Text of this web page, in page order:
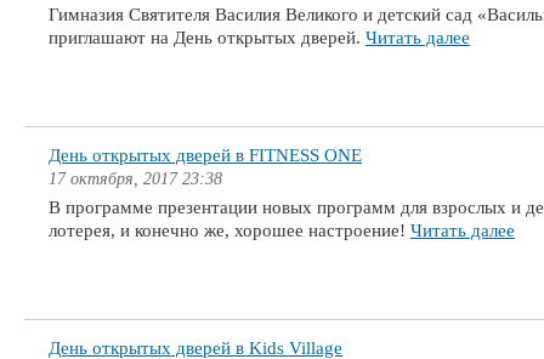
Гимназия Святителя Василия Великого и детский сад
приглашают на День открытых дверей. Читать далее
День открытых дверей в FITNESS ONE
17 октября, 2017 23:38
В программе презентации новых программ для взрослых и
лотерея, и конечно же, хорошее настроение! Читать далее
День открытых дверей в Kids Village